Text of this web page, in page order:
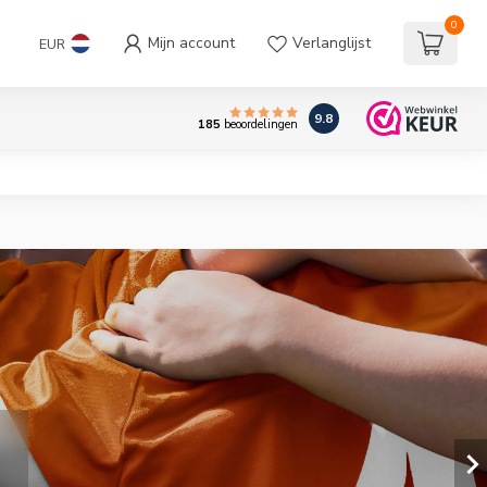
EUR Mijn account Verlanglijst
0
185 beoordelingen 9.8